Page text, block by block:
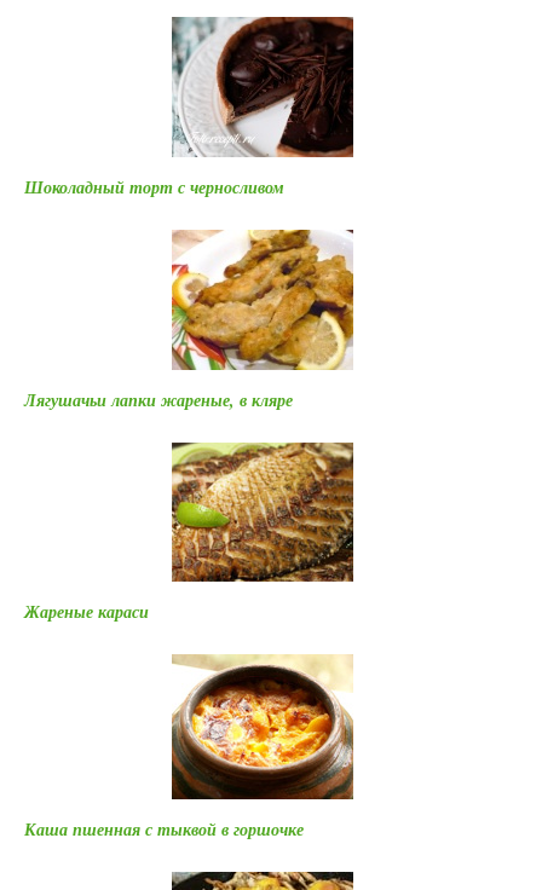
Шоколадный торт с черносливом
Лягушачьи лапки жареные, в кляре
Жареные караси
Каша пшенная с тыквой в горшочке